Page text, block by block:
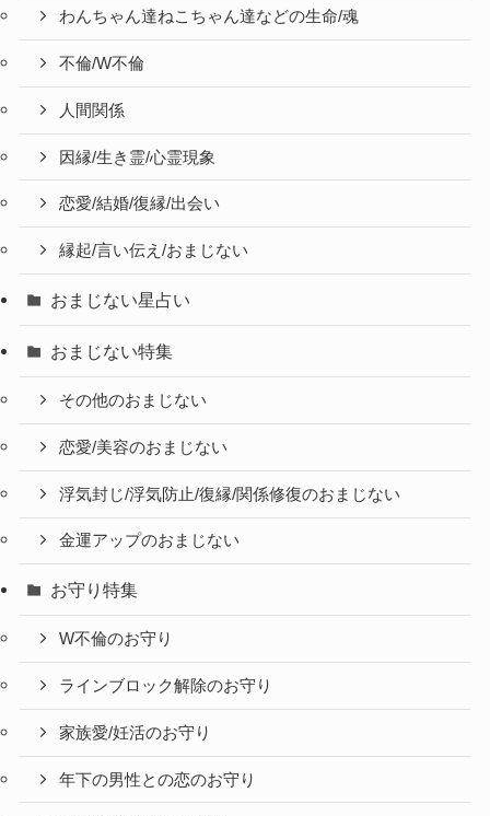
わんちゃん達ねこちゃん達などの生命/魂
不倫/W不倫
人間関係
因縁/生き霊/心霊現象
恋愛/結婚/復縁/出会い
縁起/言い伝え/おまじない
おまじない星占い
おまじない特集
その他のおまじない
恋愛/美容のおまじない
浮気封じ/浮気防止/復縁/関係修復のおまじない
金運アップのおまじない
お守り特集
W不倫のお守り
ラインブロック解除のお守り
家族愛/妊活のお守り
年下の男性との恋のお守り